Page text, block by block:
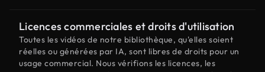
Licences commerciales et droits d'utilisation
Toutes les vidéos de notre bibliothèque, qu'elles soient
réelles ou générées par IA, sont libres de droits pour un
usage commercial. Nous vérifions les licences, les